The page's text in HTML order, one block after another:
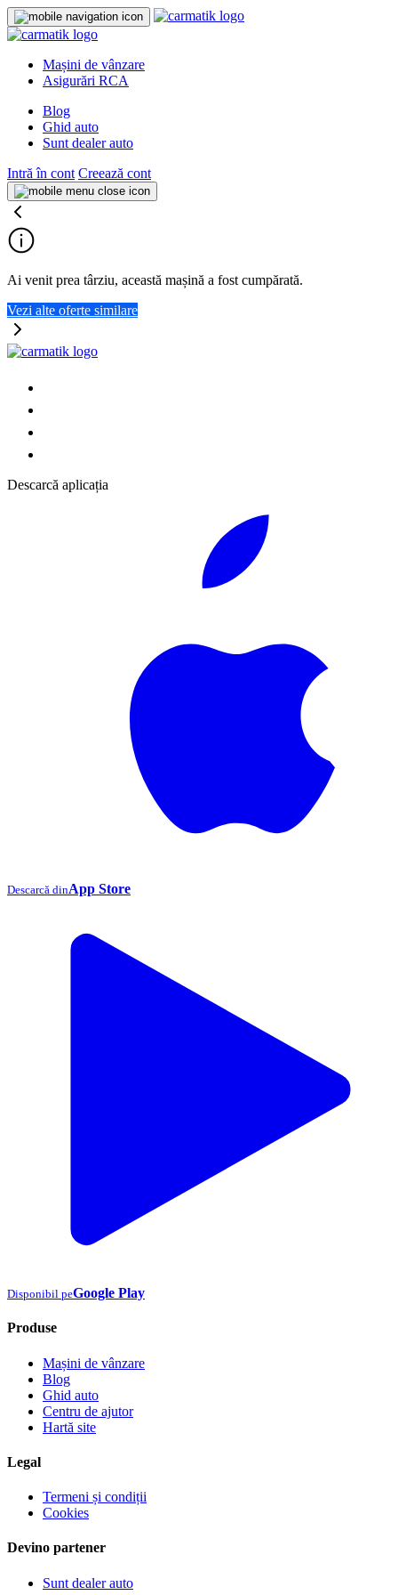
Mașini de vânzare
Asigurări RCA
Blog
Ghid auto
Sunt dealer auto
Intră în cont Creează cont
Ai venit prea târziu, această mașină a fost cumpărată.
Vezi alte oferte similare
Descarcă aplicația
Descarcă dinApp Store
Disponibil peGoogle Play
Produse
Mașini de vânzare
Blog
Ghid auto
Centru de ajutor
Hartă site
Legal
Termeni și condiții
Cookies
Devino partener
Sunt dealer auto